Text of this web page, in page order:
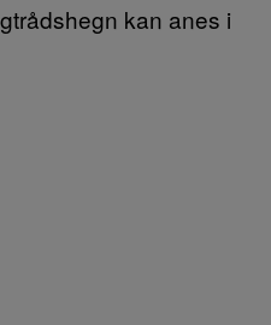
kan anes i